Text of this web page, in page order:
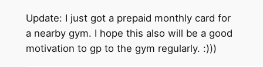
Update: I just got a prepaid monthly card for
a nearby gym. I hope this also will be a good
motivation to gp to the gym regularly. :)))